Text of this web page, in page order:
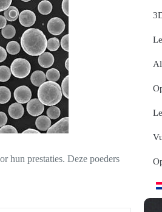
hun prestaties. Deze poeders